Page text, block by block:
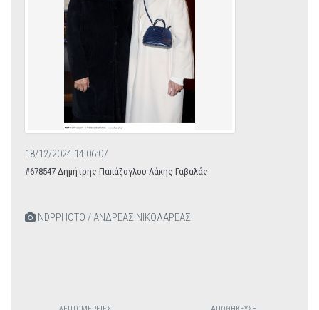
18/12/2024 14:06:07
#678547 Δημήτρης Παπάζογλου-Λάκης Γαβαλάς
NDPPHOTO / ΑΝΔΡΕΑΣ ΝΙΚΟΛΑΡΕΑΣ